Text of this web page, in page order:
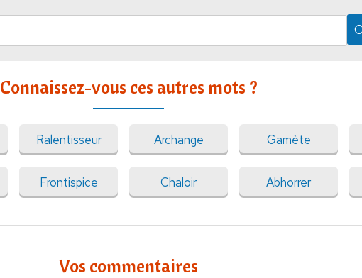
Connaissez-vous ces autres mots ?
Ralentisseur Archange Gamète
Frontispice Chaloir Abhorrer
Vos commentaires